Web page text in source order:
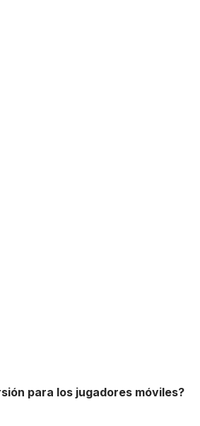
para los jugadores móviles?